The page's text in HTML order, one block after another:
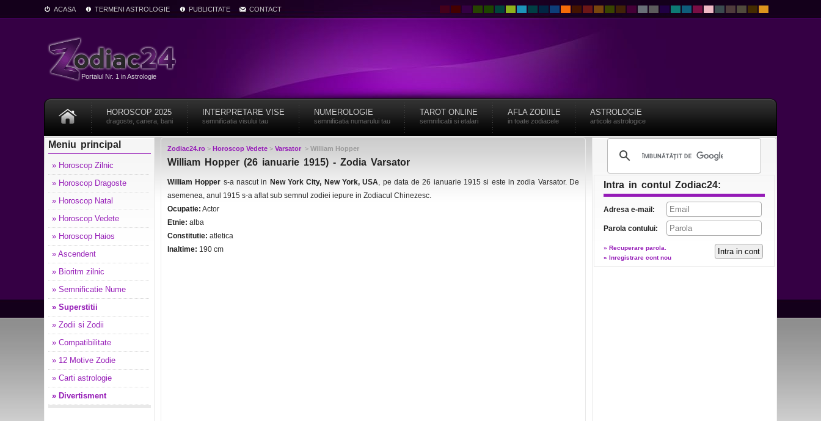
ACASA TERMENI ASTROLOGIE PUBLICITATE CONTACT
Portalul Nr. 1 in Astrologie
HOROSCOP 2025
dragoste, cariera, bani
INTERPRETARE VISE
semnificatia visului tau
NUMEROLOGIE
semnificatia numarului tau
TAROT ONLINE
semnificatii si etalari
AFLA ZODIILE
in toate zodiacele
ASTROLOGIE
articole astrologice
Meniu principal
» Horoscop Zilnic
» Horoscop Dragoste
» Horoscop Natal
» Horoscop Vedete
» Horoscop Haios
» Ascendent
» Bioritm zilnic
» Semnificatie Nume
» Superstitii
» Zodii si Zodii
» Compatibilitate
» 12 Motive Zodie
» Carti astrologie
» Divertisment
Zodiac24.ro > Horoscop Vedete > Varsator > William Hopper
William Hopper (26 ianuarie 1915) - Zodia Varsator
William Hopper s-a nascut in New York City, New York, USA, pe data de 26 ianuarie 1915 si este in zodia Varsator. De
asemenea, anul 1915 s-a aflat sub semnul zodiei iepure in Zodiacul Chinezesc.
Ocupatie: Actor
Etnie: alba
Constitutie: atletica
Inaltime: 190 cm
Intra in contul Zodiac24:
Adresa e-mail:
Parola contului:
» Recuperare parola.
» Inregistrare cont nou